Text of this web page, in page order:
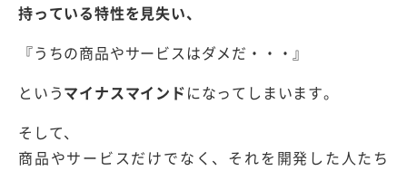
持っている特性を見失い、
『うちの商品やサービスはダメだ・・・』
というマイナスマインドになってしまいます。
そして、
商品やサービスだけでなく、それを開発した人たち